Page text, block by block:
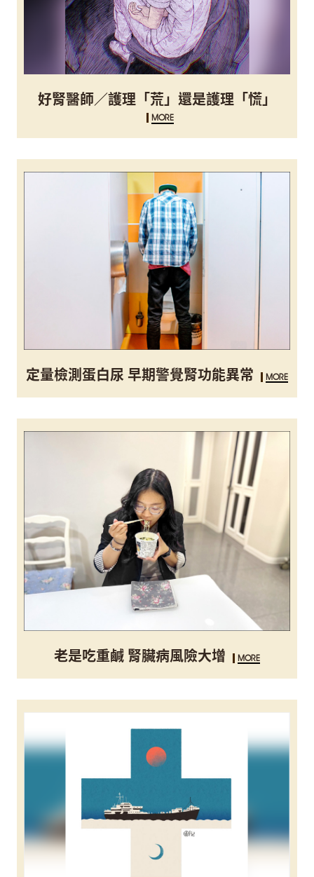
好腎醫師／護理「荒」還是護理「慌」
MORE
定量檢測蛋白尿 早期警覺腎功能異常 MORE
老是吃重鹹 腎臟病風險大增 MORE